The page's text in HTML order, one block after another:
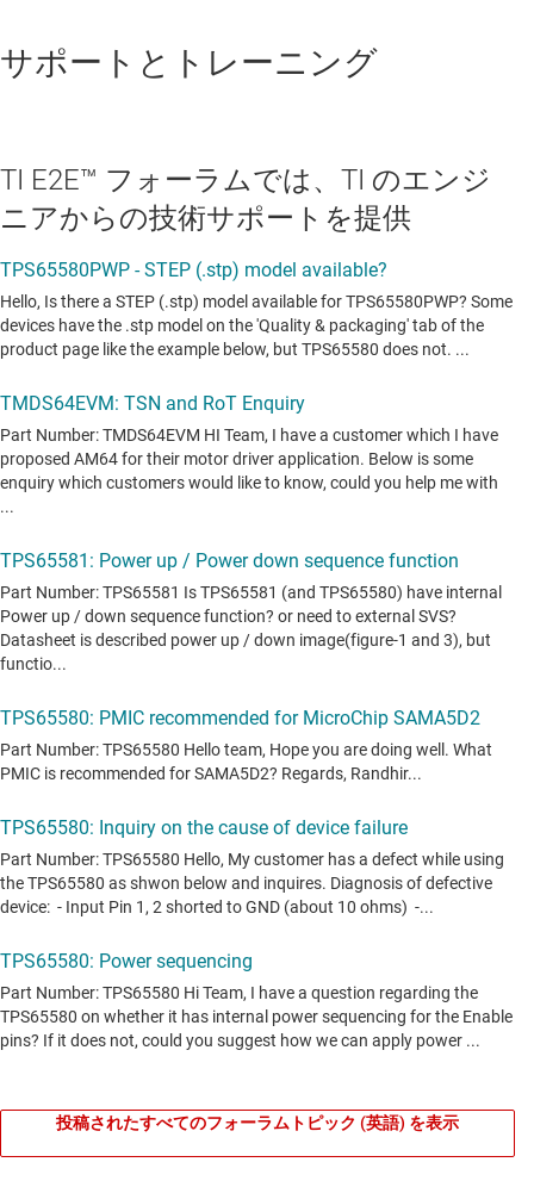
サポートとトレーニング
TI E2E™ フォーラムでは、TI のエンジ
ニアからの技術サポートを提供
投稿されたすべてのフォーラムトピック (英語) を表示